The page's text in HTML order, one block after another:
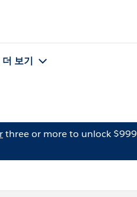
더 보기
three or more to unlock $999